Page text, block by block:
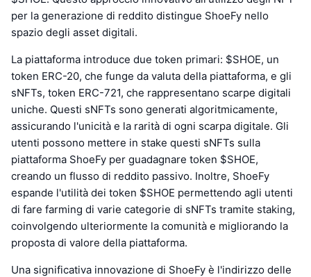
per la generazione di reddito distingue ShoeFy nello
spazio degli asset digitali.
La piattaforma introduce due token primari: $SHOE, un
token ERC-20, che funge da valuta della piattaforma, e gli
sNFTs, token ERC-721, che rappresentano scarpe digitali
uniche. Questi sNFTs sono generati algoritmicamente,
assicurando l'unicità e la rarità di ogni scarpa digitale. Gli
utenti possono mettere in stake questi sNFTs sulla
piattaforma ShoeFy per guadagnare token $SHOE,
creando un flusso di reddito passivo. Inoltre, ShoeFy
espande l'utilità dei token $SHOE permettendo agli utenti
di fare farming di varie categorie di sNFTs tramite staking,
coinvolgendo ulteriormente la comunità e migliorando la
proposta di valore della piattaforma.
Una significativa innovazione di ShoeFy è l'indirizzo delle